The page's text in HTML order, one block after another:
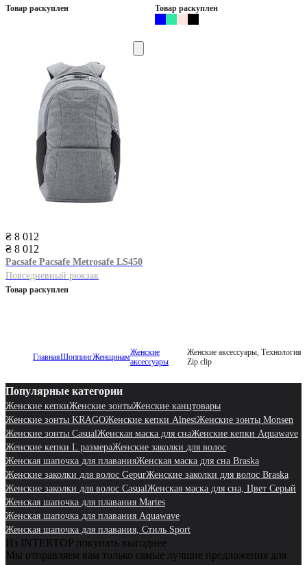
Товар раскуплен Товар раскуплен
₴ 8 012
₴ 8 012
Pacsafe Pacsafe Metrosafe LS450
Повседневный рюкзак
Товар раскуплен
ГлавнаяШоппингЖенщинамЖенские
аксессуары
Женские аксессуары, Технология
Zip clip
Популярные категории
Женские кепкиЖенские зонтыЖенские канцтовары
Женские зонты KRAGOЖенские кепки AlnestЖенские зонты Monsen
Женские зонты CasualЖенская маска для снаЖенские кепки Aquawave
Женские кепки L размераЖенские заколки для волос
Женская шапочка для плаванияЖенская маска для сна Braska
Женские заколки для волос GepurЖенские заколки для волос Braska
Женские заколки для волос CasualЖенская маска для сна, Цвет Серый
Женская шапочка для плавания Martes
Женская шапочка для плавания Aquawave
Женская шапочка для плавания, Стиль Sport
Из INTERTOP покупать выгоднее
Мы отправляем вам только самые лучшие предложения для